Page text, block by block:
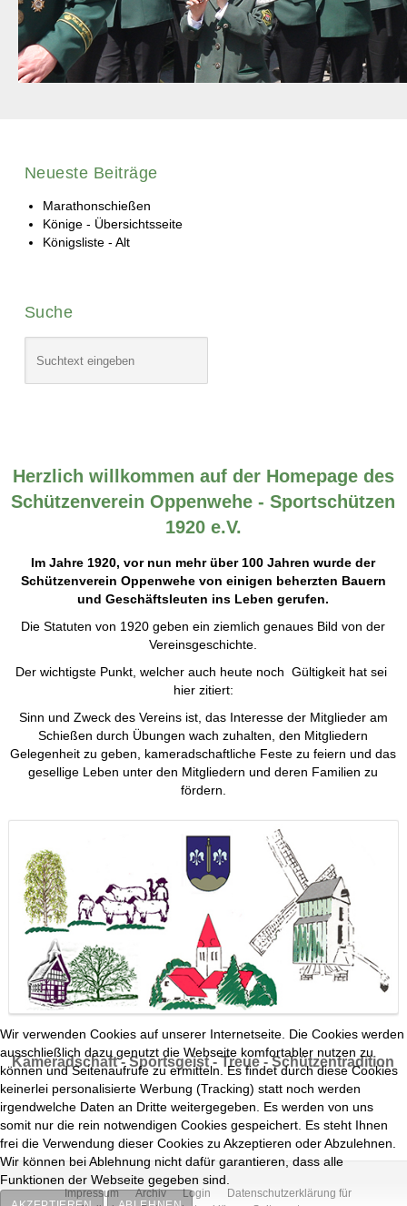
Neueste Beiträge
Marathonschießen
Könige - Übersichtsseite
Königsliste - Alt
Suche
Herzlich willkommen auf der Homepage des
Schützenverein Oppenwehe - Sportschützen
1920 e.V.
Im Jahre 1920, vor nun mehr über 100 Jahren wurde der
Schützenverein Oppenwehe von einigen beherzten Bauern
und Geschäftsleuten ins Leben gerufen.
Die Statuten von 1920 geben ein ziemlich genaues Bild von der
Vereinsgeschichte.
Der wichtigste Punkt, welcher auch heute noch Gültigkeit hat sei
hier zitiert:
Sinn und Zweck des Vereins ist, das Interesse der Mitglieder am
Schießen durch Übungen wach zuhalten, den Mitgliedern
Gelegenheit zu geben, kameradschaftliche Feste zu feiern und das
gesellige Leben unter den Mitgliedern und deren Familien zu
fördern.
Kameradschaft - Sportsgeist - Treue - Schützentradition
Impressum Archiv Login
Datenschutzerklärung für
Wir verwenden Cookies auf unserer Internetseite. Die Cookies werden
ausschließlich dazu genutzt die Webseite komfortabler nutzen zu
können und Seitenaufrufe zu ermitteln. Es findet durch diese Cookies
keinerlei personalisierte Werbung (Tracking) statt noch werden
irgendwelche Daten an Dritte weitergegeben. Es werden von uns
somit nur die rein notwendigen Cookies gespeichert. Es steht Ihnen
frei die Verwendung dieser Cookies zu Akzeptieren oder Abzulehnen.
Wir können bei Ablehnung nicht dafür garantieren, dass alle
Funktionen der Webseite gegeben sind.